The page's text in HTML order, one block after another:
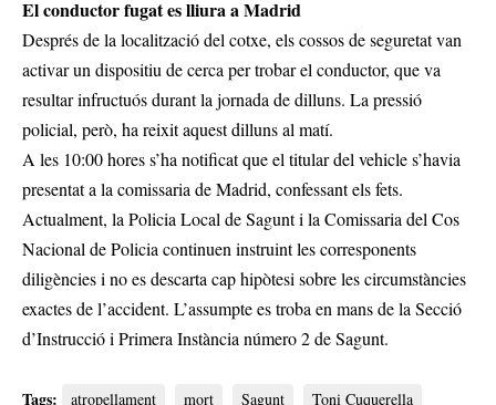
El conductor fugat es lliura a Madrid
Després de la localització del cotxe, els cossos de seguretat van
activar un dispositiu de cerca per trobar el conductor, que va
resultar infructuós durant la jornada de dilluns. La pressió
policial, però, ha reixit aquest dilluns al matí.
A les 10:00 hores s’ha notificat que el titular del vehicle s’havia
presentat a la comissaria de Madrid, confessant els fets.
Actualment, la Policia Local de Sagunt i la Comissaria del Cos
Nacional de Policia continuen instruint les corresponents
diligències i no es descarta cap hipòtesi sobre les circumstàncies
exactes de l’accident. L’assumpte es troba en mans de la Secció
d’Instrucció i Primera Instància número 2 de Sagunt.
Tags: atropellament mort Sagunt Toni Cuquerella